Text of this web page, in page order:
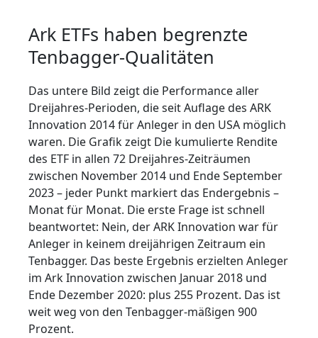
Ark ETFs haben begrenzte
Tenbagger-Qualitäten
Das untere Bild zeigt die Performance aller
Dreijahres-Perioden, die seit Auflage des ARK
Innovation 2014 für Anleger in den USA möglich
waren. Die Grafik zeigt Die kumulierte Rendite
des ETF in allen 72 Dreijahres-Zeiträumen
zwischen November 2014 und Ende September
2023 – jeder Punkt markiert das Endergebnis –
Monat für Monat. Die erste Frage ist schnell
beantwortet: Nein, der ARK Innovation war für
Anleger in keinem dreijährigen Zeitraum ein
Tenbagger. Das beste Ergebnis erzielten Anleger
im Ark Innovation zwischen Januar 2018 und
Ende Dezember 2020: plus 255 Prozent. Das ist
weit weg von den Tenbagger-mäßigen 900
Prozent.